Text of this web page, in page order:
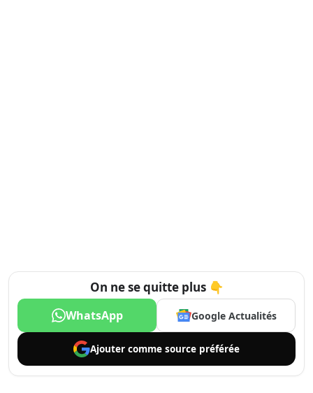
On ne se quitte plus 👇
WhatsApp Google Actualités
Ajouter comme source préférée